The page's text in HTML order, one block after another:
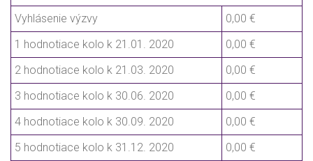
Vyhlásenie výzvy
0,00 €
1 hodnotiace kolo k 21.01. 2020
0,00 €
2 hodnotiace kolo k 21.03. 2020
0,00 €
3 hodnotiace kolo k 30.06. 2020
0,00 €
4 hodnotiace kolo k 30.09. 2020
0,00 €
5 hodnotiace kolo k 31.12. 2020
0,00 €